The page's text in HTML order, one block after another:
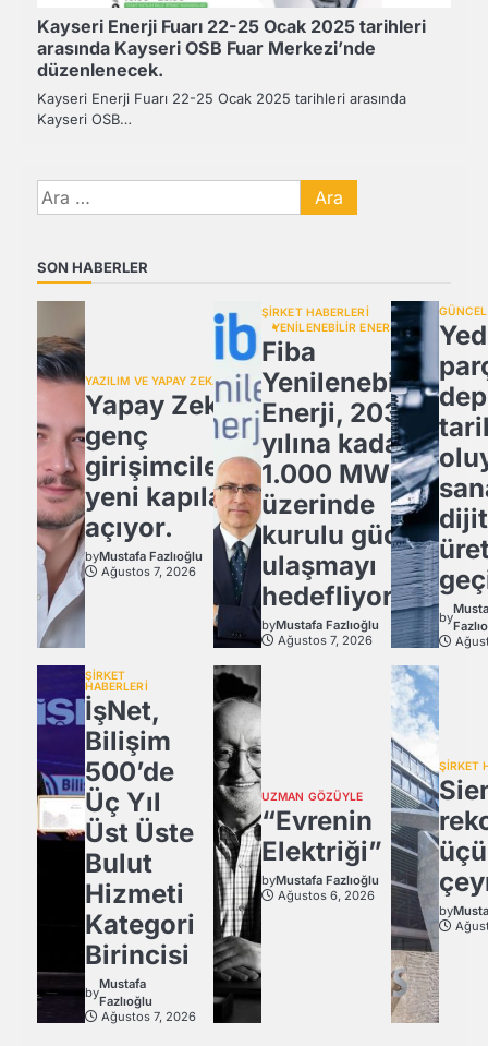
Kayseri Enerji Fuarı 22-25 Ocak 2025 tarihleri
arasında Kayseri OSB Fuar Merkezi’nde
düzenlenecek.
Kayseri Enerji Fuarı 22-25 Ocak 2025 tarihleri arasında
Kayseri OSB…
Arama:
SON HABERLER
YAZILIM VE YAPAY ZEKA
Yapay Zeka,
genç
girişimcilere
yeni kapılar
açıyor.
byMustafa Fazlıoğlu
Ağustos 7, 2026
ŞİRKET HABERLERİ
YENİLENEBİLİR ENERJİ
Fiba
Yenilenebilir
Enerji, 2030
yılına kadar
1.000 MW
üzerinde
kurulu güce
ulaşmayı
hedefliyor
byMustafa Fazlıoğlu
Ağustos 7, 2026
GÜNCEL
by
ŞİRKET
HABERLERİ
İşNet,
Bilişim
500’de
Üç Yıl
Üst Üste
Bulut
Hizmeti
Kategori
Birincisi
by
Mustafa
Fazlıoğlu
Ağustos 7, 2026
UZMAN GÖZÜYLE
“Evrenin
Elektriği”
byMustafa Fazlıoğlu
Ağustos 6, 2026
ŞİRKET
by